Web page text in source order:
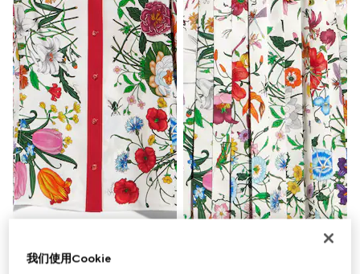
我们使用Cookie